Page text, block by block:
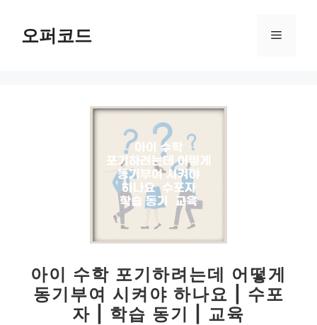
오퍼코드 메
아이 수학 포기하려는데 어떻게
동기부여 시켜야 하나요 | 수포
자 | 학습 동기 | 교육